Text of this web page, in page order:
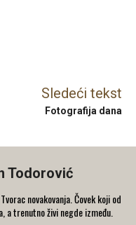
Sledeći tekst
Fotografija dana
Todorović
novakovanja. Čovek koji od
a trenutno živi negde između.